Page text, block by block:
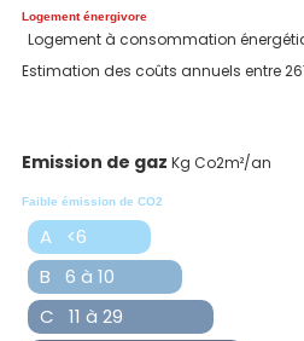
Logement énergivore
Logement à consommation
Estimation des coûts annuels entre
Emission de gaz Kg Co2m²/an
Faible émission de CO2
A <6
B 6 à 10
C 11 à 29